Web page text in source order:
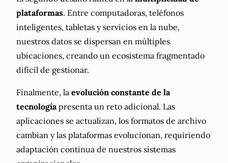
plataformas. Entre computadoras, teléfonos
inteligentes, tabletas y servicios en la nube,
nuestros datos se dispersan en múltiples
ubicaciones, creando un ecosistema fragmentado
difícil de gestionar.
Finalmente, la evolución constante de la
tecnología presenta un reto adicional. Las
aplicaciones se actualizan, los formatos de archivo
cambian y las plataformas evolucionan, requiriendo
adaptación continua de nuestros sistemas